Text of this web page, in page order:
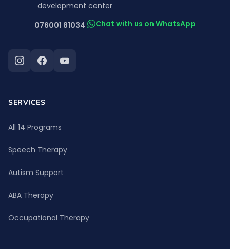
development center
076001 81034
Chat with us on WhatsApp
SERVICES
All 14 Programs
Speech Therapy
Autism Support
ABA Therapy
Occupational Therapy